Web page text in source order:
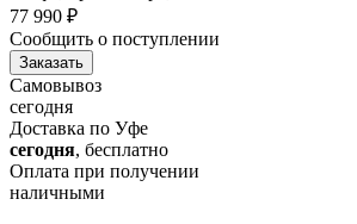
77 990 ₽
Сообщить о поступлении
Заказать
Самовывоз
сегодня
Доставка по Уфе
сегодня, бесплатно
Оплата при получении
наличными